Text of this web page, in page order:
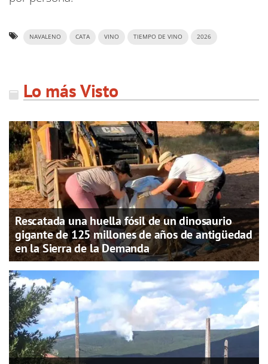
NAVALENO CATA VINO TIEMPO DE VINO 2026
Lo más Visto
Rescatada una huella fósil de un dinosaurio
gigante de 125 millones de años de antigüedad
en la Sierra de la Demanda